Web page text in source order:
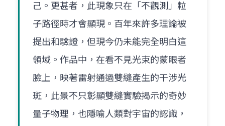
己。更甚者，此現象只在「不觀測」粒
子路徑時才會顯現。百年來許多理論被
提出和驗證，但現今仍未能完全明白這
領域。作品中，在看不見光束的蒙眼者
臉上，映著雷射通過雙縫產生的干涉光
斑，此景不只彰顯雙縫實驗揭示的奇妙
量子物理，也隱喻人類對宇宙的認識，